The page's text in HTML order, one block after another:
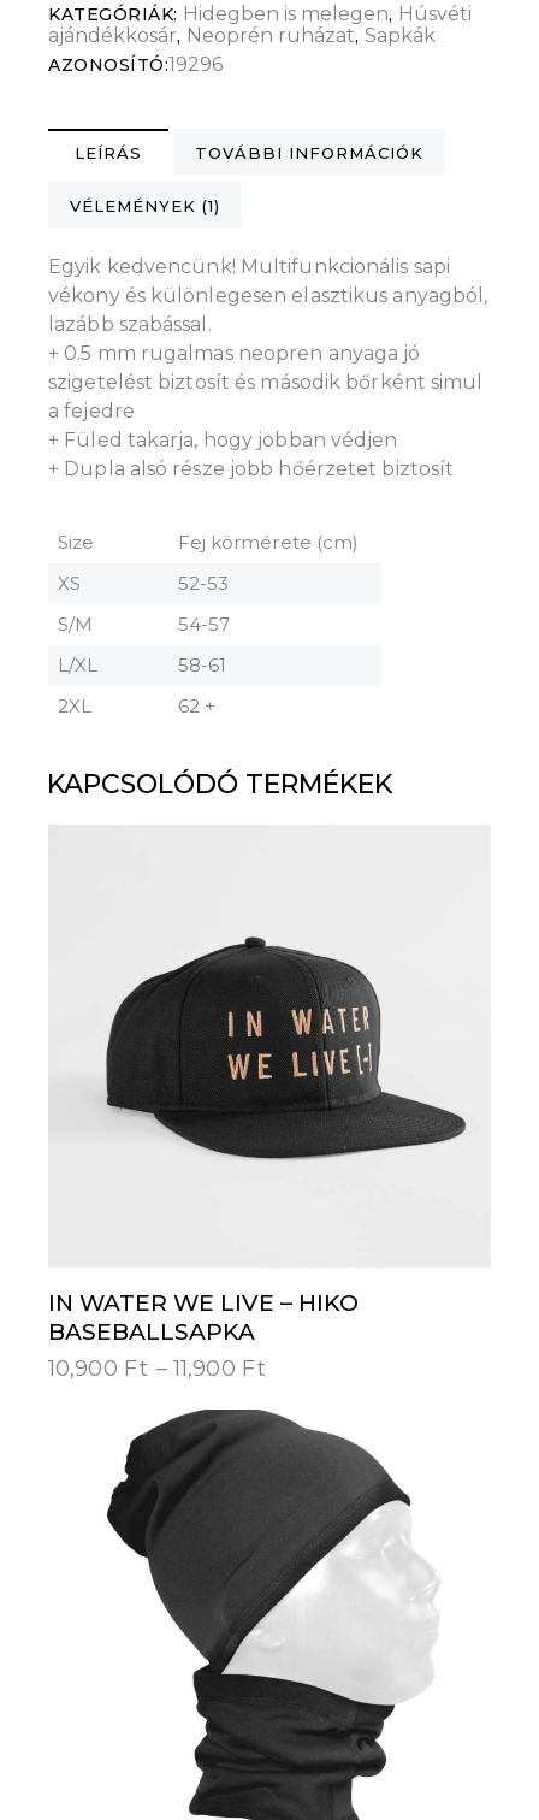
KATEGÓRIÁK: Hidegben is melegen, Húsvéti
ajándékkosár, Neoprén ruházat, Sapkák
AZONOSÍTÓ:19296
LEÍRÁS TOVÁBBI INFORMÁCIÓK
VÉLEMÉNYEK (1)
Egyik kedvencünk! Multifunkcionális sapi
vékony és különlegesen elasztikus anyagból,
lazább szabással.
+ 0.5 mm rugalmas neopren anyaga jó
szigetelést biztosít és második bőrként simul
a fejedre
+ Füled takarja, hogy jobban védjen
+ Dupla alsó része jobb hőérzetet biztosít
Size
Fej körmérete (cm)
XS
52-53
S/M
54-57
L/XL
58-61
2XL
62 +
KAPCSOLÓDÓ TERMÉKEK
IN WATER WE LIVE – HIKO
BASEBALLSAPKA
10,900 Ft – 11,900 Ft